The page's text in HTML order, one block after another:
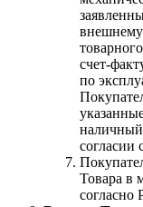
счет-
по
наличный
согласии
Товара в
согласно